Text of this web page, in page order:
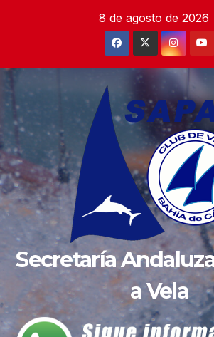
8 de agosto de 2026
Secretaría
a Vela